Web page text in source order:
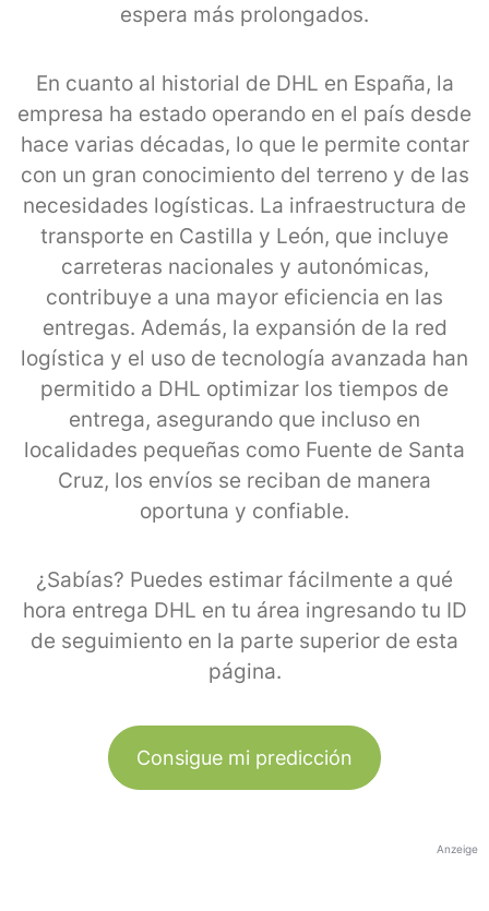
espera más prolongados.
En cuanto al historial de DHL en España, la
empresa ha estado operando en el país desde
hace varias décadas, lo que le permite contar
con un gran conocimiento del terreno y de las
necesidades logísticas. La infraestructura de
transporte en Castilla y León, que incluye
carreteras nacionales y autonómicas,
contribuye a una mayor eficiencia en las
entregas. Además, la expansión de la red
logística y el uso de tecnología avanzada han
permitido a DHL optimizar los tiempos de
entrega, asegurando que incluso en
localidades pequeñas como Fuente de Santa
Cruz, los envíos se reciban de manera
oportuna y confiable.
¿Sabías? Puedes estimar fácilmente a qué
hora entrega DHL en tu área ingresando tu ID
de seguimiento en la parte superior de esta
página.
Consigue mi predicción
Anzeige